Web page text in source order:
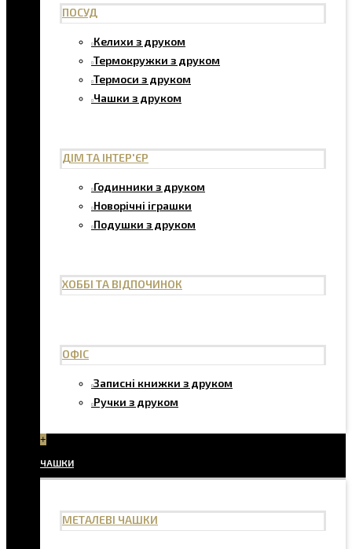
ПОСУД
Келихи з друком
Термокружки з друком
Термоси з друком
Чашки з друком
ДІМ ТА ІНТЕР'ЄР
Годинники з друком
Новорічні іграшки
Подушки з друком
ХОББІ ТА ВІДПОЧИНОК
ОФІС
Записні книжки з друком
Ручки з друком
+
ЧАШКИ
МЕТАЛЕВІ ЧАШКИ